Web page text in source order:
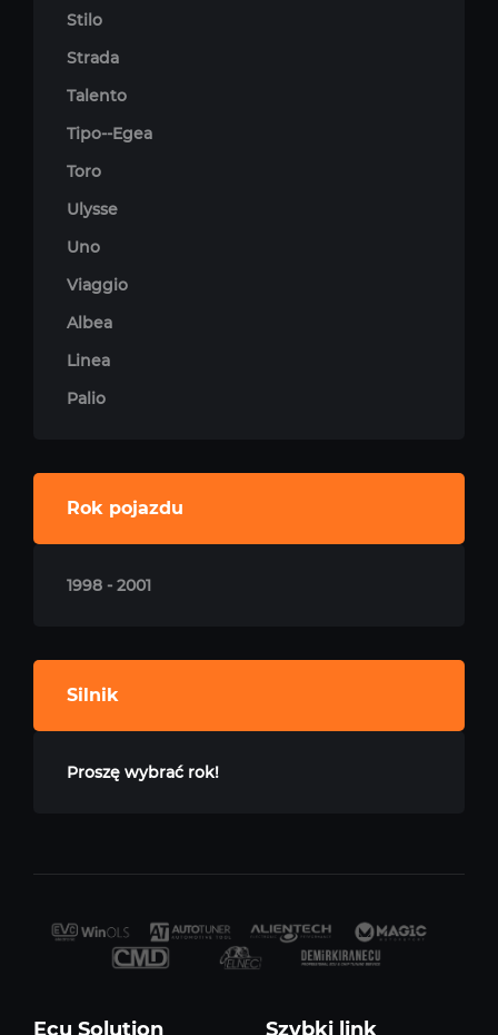
Stilo
Strada
Talento
Tipo--Egea
Toro
Ulysse
Uno
Viaggio
Albea
Linea
Palio
Rok pojazdu
1998 - 2001
Silnik
Proszę wybrać rok!
Ecu Solution Szybki link